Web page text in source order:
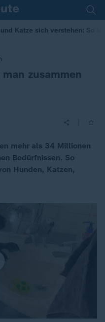
Katze sich verstehen: So
zusammen
mehr als 34 Millionen
Bedürfnissen. So
Hunden, Katzen,